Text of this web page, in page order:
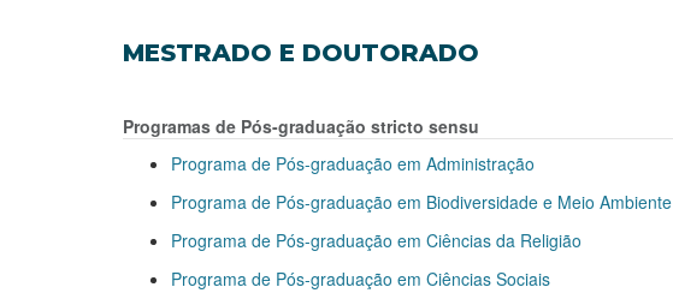
MESTRADO E DOUTORADO
Programas de Pós-graduação stricto sensu
Programa de Pós-graduação em Administração
Programa de Pós-graduação em Biodiversidade e Meio Ambiente
Programa de Pós-graduação em Ciências da Religião
Programa de Pós-graduação em Ciências Sociais